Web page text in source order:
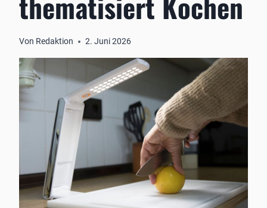
Von Redaktion 2. Juni 2026